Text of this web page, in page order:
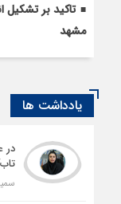
تاکید بر تشکیل
مشهد
یادداشت ها
در